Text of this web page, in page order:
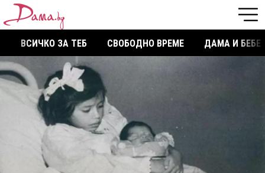
ВСИЧКО ЗА ТЕБ СВОБОДНО ВРЕМЕ ДАМА И БЕБЕ